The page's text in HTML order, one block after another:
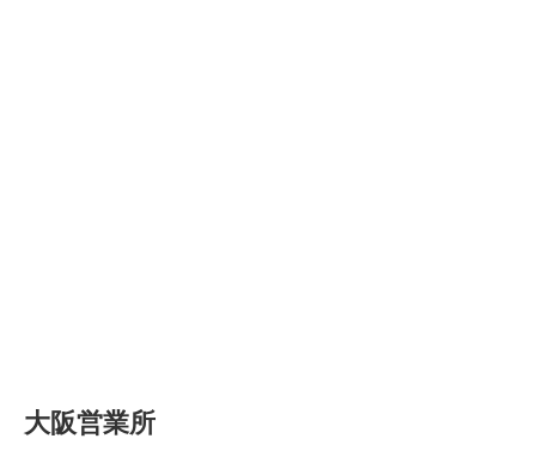
大阪営業所